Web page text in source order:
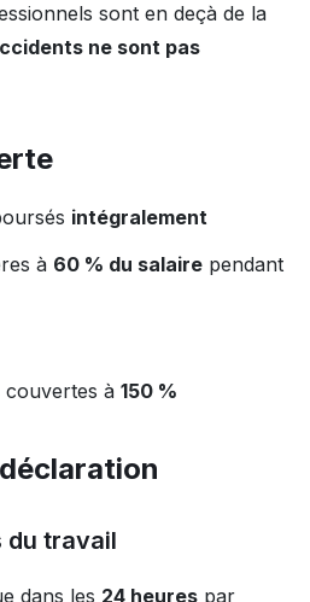
sont en deçà de la
ne sont pas
intégralement
à 60 % du salaire pendant
couvertes à 150 %
du travail
dans les 24 heures par